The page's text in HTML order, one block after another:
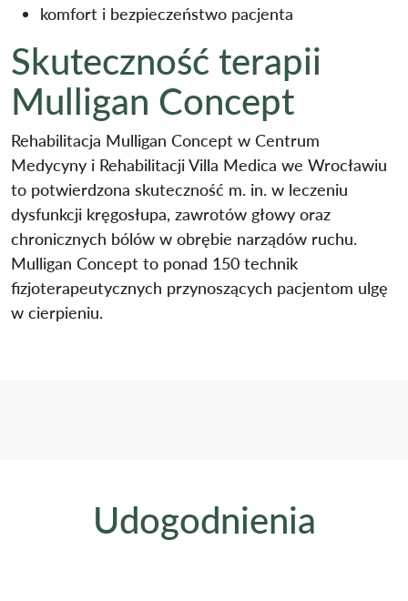
komfort i bezpieczeństwo pacjenta
Skuteczność terapii
Mulligan Concept
Rehabilitacja Mulligan Concept w Centrum
Medycyny i Rehabilitacji Villa Medica we Wrocławiu
to potwierdzona skuteczność m. in. w leczeniu
dysfunkcji kręgosłupa, zawrotów głowy oraz
chronicznych bólów w obrębie narządów ruchu.
Mulligan Concept to ponad 150 technik
fizjoterapeutycznych przynoszących pacjentom ulgę
w cierpieniu.
Udogodnienia